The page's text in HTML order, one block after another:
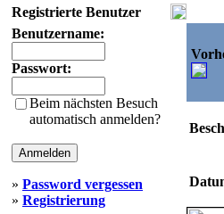
Registrierte Benutzer
Benutzername:
Passwort:
Beim nächsten Besuch
automatisch anmelden?
» Password vergessen
» Registrierung